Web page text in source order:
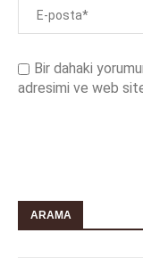
Bir dahaki
adresimi ve web
ARAMA